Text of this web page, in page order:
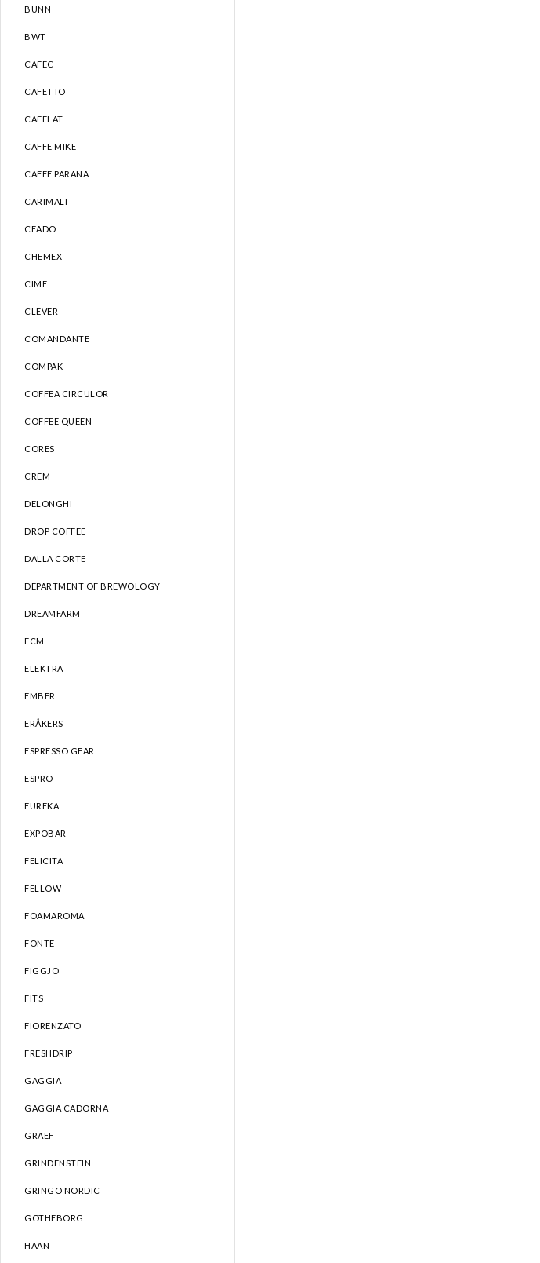
BUNN
BWT
CAFEC
CAFETTO
CAFELAT
CAFFE MIKE
CAFFE PARANA
CARIMALI
CEADO
CHEMEX
CIME
CLEVER
COMANDANTE
COMPAK
COFFEA CIRCULOR
COFFEE QUEEN
CORES
CREM
DELONGHI
DROP COFFEE
DALLA CORTE
DEPARTMENT OF BREWOLOGY
DREAMFARM
ECM
ELEKTRA
EMBER
ERÅKERS
ESPRESSO GEAR
ESPRO
EUREKA
EXPOBAR
FELICITA
FELLOW
FOAMAROMA
FONTE
FIGGJO
FITS
FIORENZATO
FRESHDRIP
GAGGIA
GAGGIA CADORNA
GRAEF
GRINDENSTEIN
GRINGO NORDIC
GÖTHEBORG
HAAN